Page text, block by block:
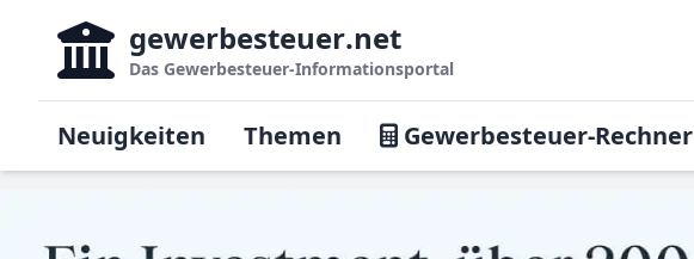
gewerbesteuer.net
Das Gewerbesteuer-Informationsportal
Neuigkeiten Themen Gewerbesteuer-Rechner